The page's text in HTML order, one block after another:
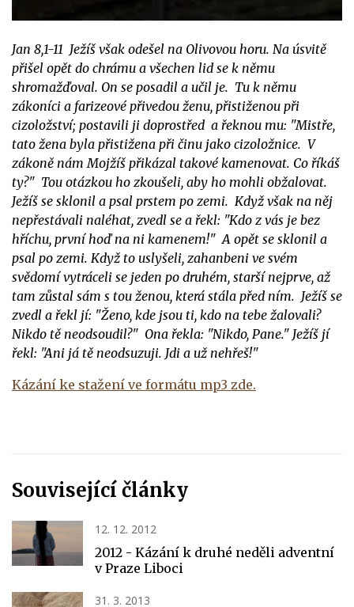
Jan 8,1-11 Ježíš však odešel na Olivovou horu. Na úsvitě
přišel opět do chrámu a všechen lid se k němu
shromažďoval. On se posadil a učil je. Tu k němu
zákoníci a farizeové přivedou ženu, přistiženou při
cizoložství; postavili ji doprostřed a řeknou mu: "Mistře,
tato žena byla přistižena při činu jako cizoložnice. V
zákoně nám Mojžíš přikázal takové kamenovat. Co říkáš
ty?" Tou otázkou ho zkoušeli, aby ho mohli obžalovat.
Ježíš se sklonil a psal prstem po zemi. Když však na něj
nepřestávali naléhat, zvedl se a řekl: "Kdo z vás je bez
hříchu, první hoď na ni kamenem!" A opět se sklonil a
psal po zemi. Když to uslyšeli, zahanbeni ve svém
svědomí vytráceli se jeden po druhém, starší nejprve, až
tam zůstal sám s tou ženou, která stála před ním. Ježíš se
zvedl a řekl jí: "Ženo, kde jsou ti, kdo na tebe žalovali?
Nikdo tě neodsoudil?" Ona řekla: "Nikdo, Pane." Ježíš jí
řekl: "Ani já tě neodsuzuji. Jdi a už nehřeš!"
Kázání ke stažení ve formátu mp3 zde.
Související články
12. 12. 2012
2012 - Kázání k druhé neděli adventní
v Praze Liboci
31. 3. 2013